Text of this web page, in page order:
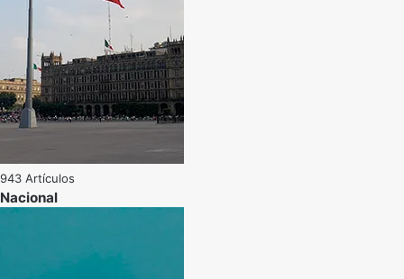
943 Artículos
Nacional